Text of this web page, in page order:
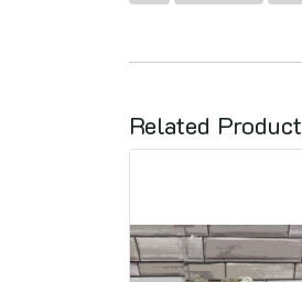
Related Product